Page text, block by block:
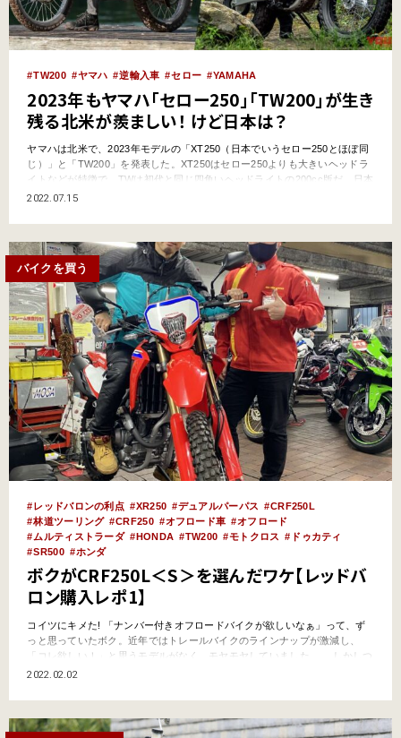
TW200 ヤマハ 逆輸入車 セロー YAMAHA
2023年もヤマハ「セロー250」「TW200」が生き
残る北米が羨ましい！ けど日本は？
ヤマハは北米で、2023年モデルの「XT250（日本でいうセロー250とほぼ同
じ）」と「TW200」を発表した。XT250はセロー250よりも大きいヘッドラ
イトなどが特徴で、TWは初代と同じ四角いヘッドライトの200cc版だ。日本
でもジャストサイズ・デュアルパーパス車の復活が待ち望まれている
ャブレター仕様 ヤマハが北…
2022.07.15
バイクを買う
レッドバロンの利点 XR250 デュアルパーパス
CRF250L
林道ツーリング
CRF250 オフロード車
オフロード
ムルティストラーダ
HONDA TW200 モトクロス
ドゥカティ
SR500
ホンダ
ボクがCRF250L＜S＞を選んだワケ【レッドバ
ロン購入レポ1】
コイツにキメた! 「ナンバー付きオフロードバイクが欲しいなぁ」って、ず
っと思っていたボク。近年ではトレールバイクのラインナップが激減し、
「コレ欲しい！」と思うモデルがなく、モヤモヤしていました。 しかしつ
いに「コレだ！」「ゼッタイに欲しい!!」という新型が登場したのです。 パ
た!! 今回からは、その経…
2022.02.02